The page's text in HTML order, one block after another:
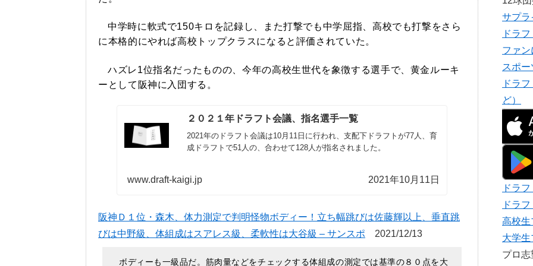
中学時に軟式で150キロを記録し、また打撃でも中学屈指、高校でも打撃をさら
に本格的にやれば高校トップクラスになると評価されていた。
ハズレ1位指名だったものの、今年の高校生世代を象徴する選手で、黄金ルーキ
ーとして阪神に入団する。
２０２１年ドラフト会議、指名選手一覧
2021年のドラフト会議は10月11日に行われ、支配下ドラフトが77人、育
成ドラフトで51人の、合わせて128人が指名されました。
www.draft-kaigi.jp 2021年10月11日
阪神Ｄ１位・森木、体力測定で判明怪物ボディー！立ち幅跳びは佐藤輝以上、垂直跳
びは中野級、体組成はスアレス級、柔軟性は大谷級 – サンスポ 2021/12/13
ボディーも一級品だ。筋肉量などをチェックする体組成の測定では基準の８０点を大
サプラ
ドラ
ファ
スポ
ドラ
ど）
ドラ
ドラ
高校生
大学
プロ